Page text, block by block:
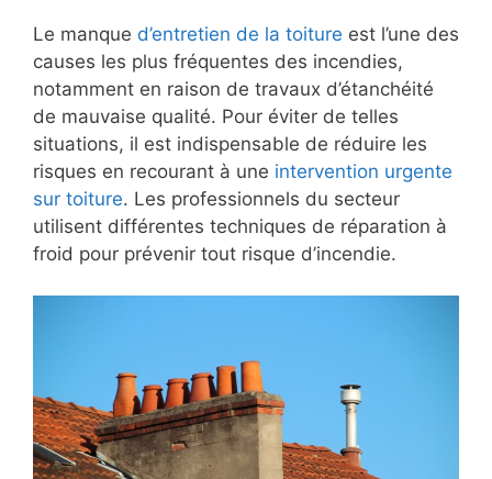
Le manque d’entretien de la toiture est l’une des
causes les plus fréquentes des incendies,
notamment en raison de travaux d’étanchéité
de mauvaise qualité. Pour éviter de telles
situations, il est indispensable de réduire les
risques en recourant à une intervention urgente
sur toiture. Les professionnels du secteur
utilisent différentes techniques de réparation à
froid pour prévenir tout risque d’incendie.